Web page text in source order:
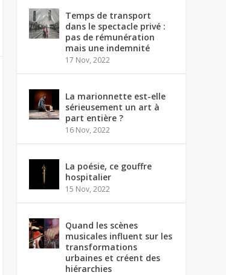
Temps de transport
dans le spectacle privé :
pas de rémunération
mais une indemnité
17 Nov, 2022
La marionnette est-elle
sérieusement un art à
part entière ?
16 Nov, 2022
La poésie, ce gouffre
hospitalier
15 Nov, 2022
Quand les scènes
musicales influent sur les
transformations
urbaines et créent des
hiérarchies